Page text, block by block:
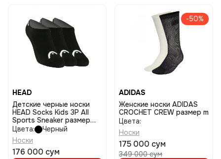
HEAD
Детские черные носки
HEAD Socks Kids 3P All
Sports Sneaker размер
27-30
Цвета:
Черный
Носки
176 000 сум
-50%
ADIDAS
Женские носки ADIDAS
CROCHET CREW размер m
Цвета:
Носки
175 000 сум
349 000 сум